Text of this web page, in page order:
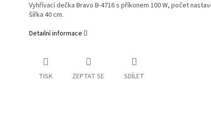
Vyhřívací dečka Bravo B-4716 s příkonem 100 W, počet
šířka 40 cm.
Detailní informace
TISK ZEPTAT SE SDÍLET